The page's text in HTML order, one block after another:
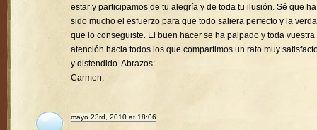
estar y participamos de tu alegría y de toda tu ilusión. Sé que ha
sido mucho el esfuerzo para que todo saliera perfecto y la
que lo conseguiste. El buen hacer se ha palpado y toda vuestra
atención hacia todos los que compartimos un rato muy
y distendido. Abrazos:
Carmen.
mayo 23rd, 2010 at 18:06